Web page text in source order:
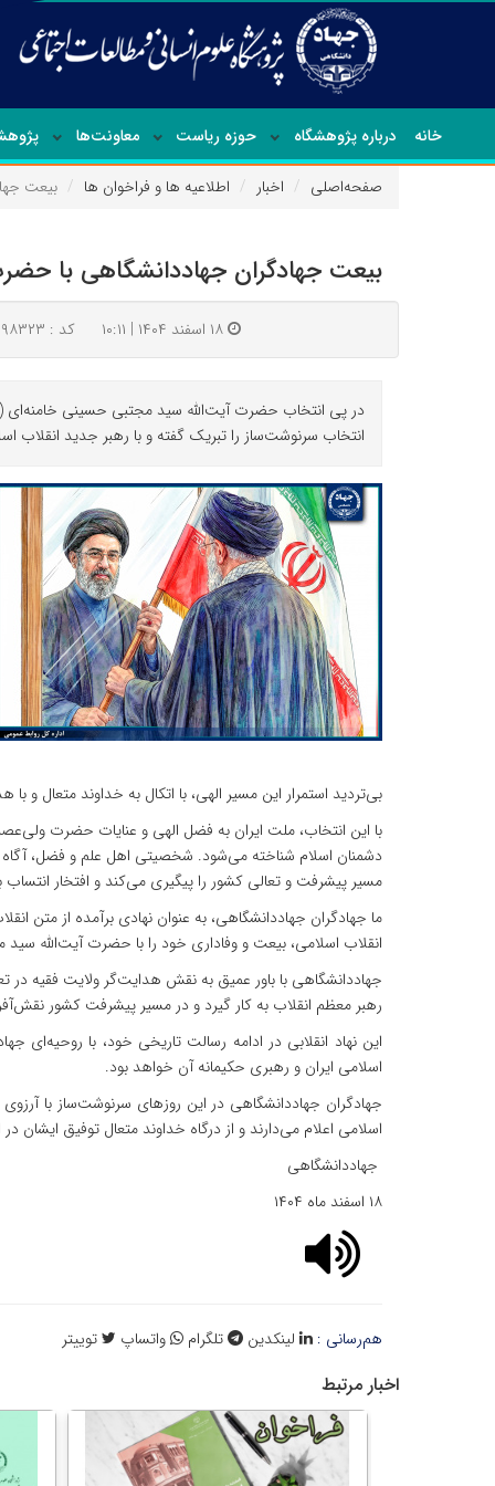
خانه درباره پژوهشگاه حوزه ریاست معاونت‌ها
صفحه‌اصلی اخبار اطلاعیه ها و فراخوان ها بیعت
بیعت جهادگران جهاددانشگاهی با
۱۸ اسفند ۱۴۰۴ | ۱۰:۱۱ کد : ۹۸۳۲۳
در پی انتخاب حضرت آیت‌الله سید مجتبی حسینی خامنه‌ای
انتخاب سرنوشت‌ساز را تبریک گفته و با رهبر جدید انقلاب
بی‌تردید استمرار این مسیر الهی، با اتکال به خداوند متعال
با این انتخاب، ملت ایران به فضل الهی و عنایات حضرت
دشمنان اسلام شناخته می‌شود. شخصیتی اهل علم و فضل، آگاه
مسیر پیشرفت و تعالی کشور را پیگیری می‌کند و افتخار انتساب
ما جهادگران جهاددانشگاهی، به عنوان نهادی برآمده از متن
انقلاب اسلامی، بیعت و وفاداری خود را با حضرت آیت‌الله
جهاددانشگاهی با باور عمیق به نقش هدایت‌گر ولایت فقیه
رهبر معظم انقلاب به کار گیرد و در مسیر پیشرفت کشور
این نهاد انقلابی در ادامه رسالت تاریخی خود، با
اسلامی ایران و رهبری حکیمانه آن خواهد بود.
جهادگران جهاددانشگاهی در این روزهای سرنوشت‌ساز با آرزوی
اسلامی اعلام می‌دارند و از درگاه خداوند متعال توفیق
جهاددانشگاهی
۱۸ اسفند ماه ۱۴۰۴
هم‌رسانی : لینکدین تلگرام واتساپ توییتر
اخبار مرتبط